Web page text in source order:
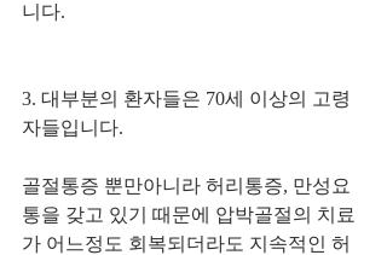
니다.
3. 대부분의 환자들은 70세 이상의 고령
자들입니다.
골절통증 뿐만아니라 허리통증, 만성요
통을 갖고 있기 때문에 압박골절의 치료
가 어느정도 회복되더라도 지속적인 허